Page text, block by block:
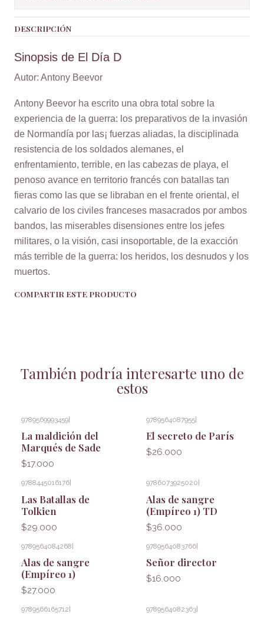
DESCRIPCIÓN
Sinopsis de El Día D
Autor: Antony Beevor
Antony Beevor ha escrito una obra total sobre la
experiencia de la guerra: los preparativos de la invasión
de Normandía por las¡ fuerzas aliadas, la disciplinada
resistencia de los soldados alemanes, el
enfrentamiento, terrible, en las cabezas de playa, el
penoso avance en territorio francés con batallas tan
fieras como las que se libraban en el frente oriental, el
calvario de los civiles franceses masacrados por ambos
bandos, las miserables disensiones entre los jefes
militares, o la visión, casi insoportable, de la exacción
más terrible de la guerra: los heridos, los desnudos y los
muertos.
COMPARTIR ESTE PRODUCTO
También podría interesarte uno de
estos
9789569993459
La maldición del
Marqués de Sade
$17.000
9789564087955
El secreto de París
$26.000
9788445016176
Las Batallas de
Tolkien
$29.000
9786073925020
Alas de sangre
(Empíreo 1) TD
$36.000
9789564084268|
Alas de sangre
(Empíreo 1)
$27.000
9789564083766|
Señor director
$16.000
9789566165712 9789564082363